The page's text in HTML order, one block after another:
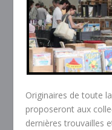
Originaires de toute
proposeront aux
dernières trouvailles